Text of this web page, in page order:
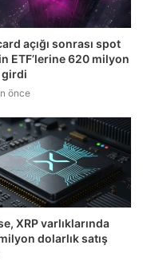
açığı sonrası spot
ETF’lerine 620 milyon
önce
XRP varlıklarında
dolarlık satış